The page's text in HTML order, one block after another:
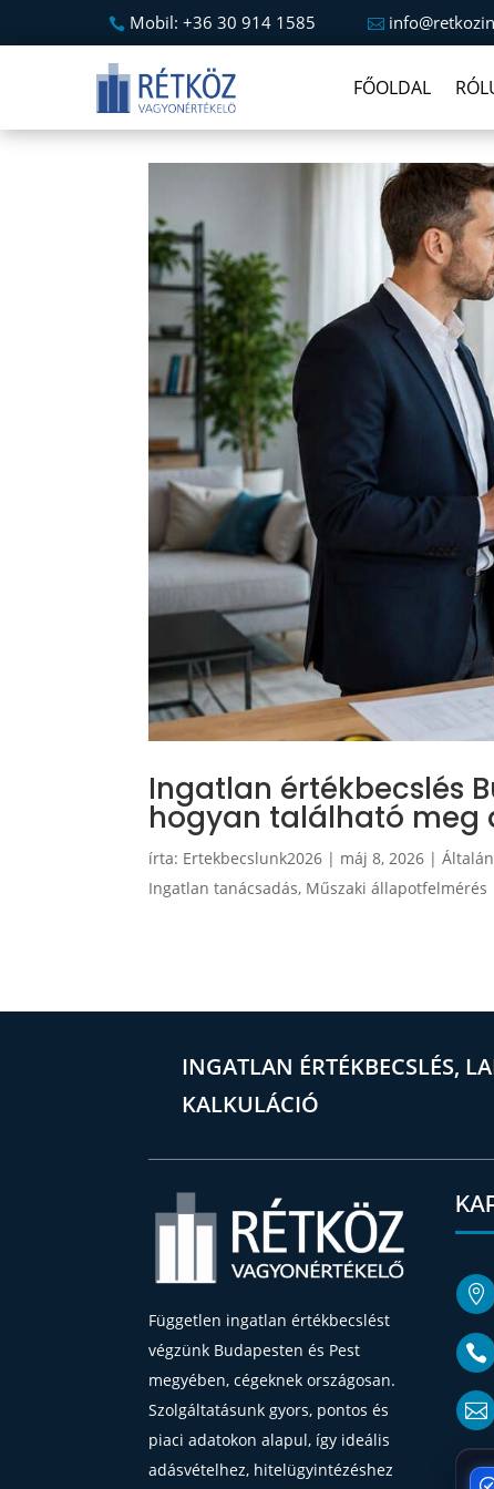
Mobil: +36 30 914 1585
FŐOLDAL
Ingatlan értékbecslés
hogyan található meg
írta: Ertekbecslunk2026 | máj 8, 2026 |
Ingatlan tanácsadás, Műszaki állapotfelmérés
INGATLAN ÉRTÉKBECSLÉS,
KALKULÁCIÓ
Független ingatlan értékbecslést
végzünk Budapesten és Pest
megyében, cégeknek országosan.
Szolgáltatásunk gyors, pontos és
piaci adatokon alapul, így ideális
adásvételhez, hitelügyintézéshez


